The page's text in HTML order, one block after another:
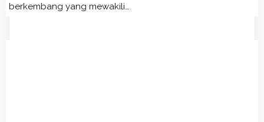
berkembang yang mewakili…